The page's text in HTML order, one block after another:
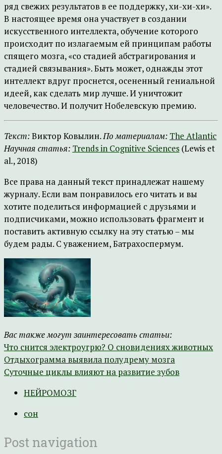
ряд свежих результатов в ее поддержку, хи-хи-хи».
В настоящее время она участвует в создании
искусственного интеллекта, обучение которого
происходит по излагаемым ей принципам работы
спящего мозга, «со стадией абстрагирования и
стадией связывания». Быть может, однажды этот
интеллект вдруг проснется, осененный гениальной
идеей, как сделать мир лучше. И уничтожит
человечество. И получит Нобелевскую премию.
Текст:Виктор Ковылин.По материалам: The Atlantic
Научная статья: Trends in Cognitive Sciences (Lewis et
al., 2018)
Все права на данный текст принадлежат нашему
журналу. Если вам понравилось его читать и вы
хотите поделиться информацией с друзьями и
подписчиками, можно использовать фрагмент и
поставить активную ссылку на эту статью – мы
будем рады. С уважением, Батрахоспермум.
Вас также могут заинтересовать статьи:
Что снится электроугрю? О сновидениях животных
Отдыхограмма выявила полудрему мозга
Суточные циклы влияют на развитие зубов
НЕЙРОМОЗГ
сон
Post navigation